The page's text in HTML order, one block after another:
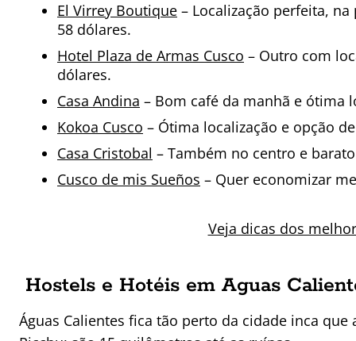
El Virrey Boutique – Localização perfeita,
58 dólares.
Hotel Plaza de Armas Cusco – Outro com
dólares.
Casa Andina – Bom café da manhã e ótima
Kokoa Cusco – Ótima localização e opção
Casa Cristobal – Também no centro e
Cusco de mis Sueños – Quer economizar
Veja dicas dos
Hostels e Hotéis em Aguas
Águas Calientes fica tão perto da cidade inca